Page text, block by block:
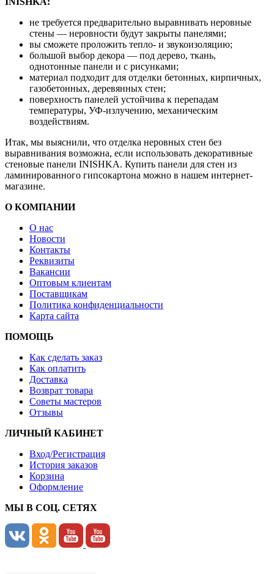
не требуется предварительно выравнивать неровные
стены — неровности будут закрыты панелями;
вы сможете проложить тепло- и звукоизоляцию;
большой выбор декора — под дерево, ткань,
однотонные панели и с рисунками;
материал подходит для отделки бетонных, кирпичных,
газобетонных, деревянных стен;
поверхность панелей устойчива к перепадам
температуры, УФ-излучению, механическим
воздействиям.
Итак, мы выяснили, что отделка неровных стен без
выравнивания возможна, если использовать декоративные
стеновые панели INISHKA. Купить панели для стен из
ламинированного гипсокартона можно в нашем интернет-
магазине.
О КОМПАНИИ
О нас
Новости
Контакты
Реквизиты
Вакансии
Оптовым клиентам
Поставщикам
Политика конфиденциальности
Карта сайта
ПОМОЩЬ
Как сделать заказ
Как оплатить
Доставка
Возврат товара
Советы мастеров
Отзывы
ЛИЧНЫЙ КАБИНЕТ
Вход/Регистрация
История заказов
Корзина
Оформление
МЫ В СОЦ. СЕТЯХ